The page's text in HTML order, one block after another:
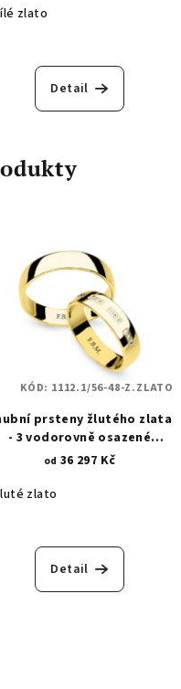
zlato
Detail
prsteny žlutého zlata
- 3 vodorovně osazené
zirkony - 5 mm 1112.1
od 36 297 Kč
zlato
Detail
KÓD: 1112.1/56-48-Z.ZLATO